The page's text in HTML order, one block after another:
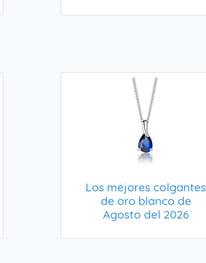
Los mejores colgantes
de oro blanco de
Agosto del 2026